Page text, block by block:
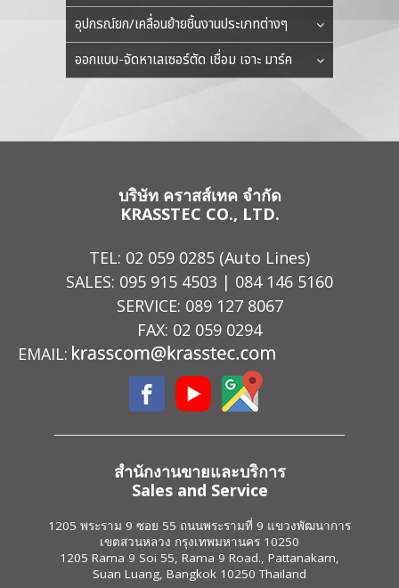
อุปกรณ์ยก/เคลื่อนย้ายชิ้นงานประเภทต่างๆ
ออกแบบ-จัดหาเลเซอร์ตัด เชื่อม เจาะ มาร์ค
บริษัท คราสส์เทค จำกัด
KRASSTEC CO., LTD.
TEL: 02 059 0285 (Auto Lines)
SALES: 095 915 4503 | 084 146 5160
SERVICE: 089 127 8067
FAX: 02 059 0294
EMAIL:
สำนักงานขายและบริการ
Sales and Service
1205 พระราม 9 ซอย 55 ถนนพระรามที่ 9 แขวงพัฒนาการ
เขตสวนหลวง กรุงเทพมหานคร 10250
1205 Rama 9 Soi 55, Rama 9 Road., Pattanakarn,
Suan Luang, Bangkok 10250 Thailand